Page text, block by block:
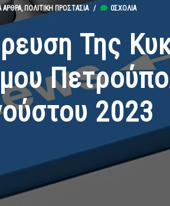
, ΠΟΛΙΤΙΚΉ ΠΡΟΣΤΑΣΊΑ/ 0ΣΧΌΛΙΑ
Της
2023